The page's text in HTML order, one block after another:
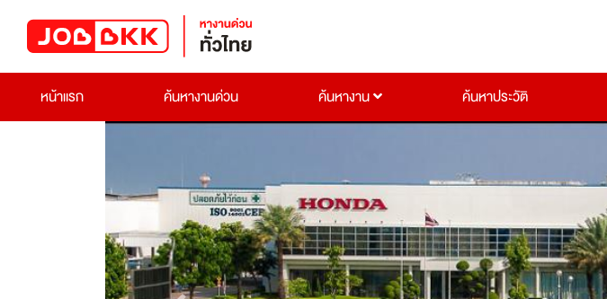
หน้าแรก
ค้นหางานด่วน ค้นหางาน ค้นหาประวัติ